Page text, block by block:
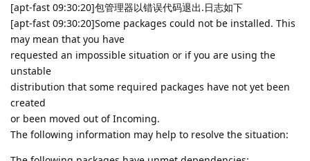
[apt-fast 09:30:20]包管理器以错误代码退出.日志如下
[apt-fast 09:30:20]Some packages could not be installed. This
may mean that you have
requested an impossible situation or if you are using the
unstable
distribution that some required packages have not yet been
created
or been moved out of Incoming.
The following information may help to resolve the situation: